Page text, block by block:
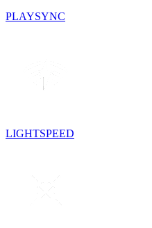
PLAYSYNC
LIGHTSPEED